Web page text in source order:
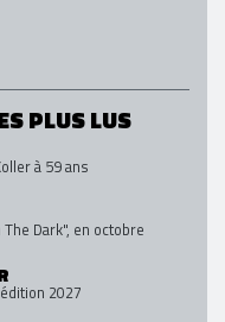
PLUS LUS
à 59 ans
Dark", en octobre
2027